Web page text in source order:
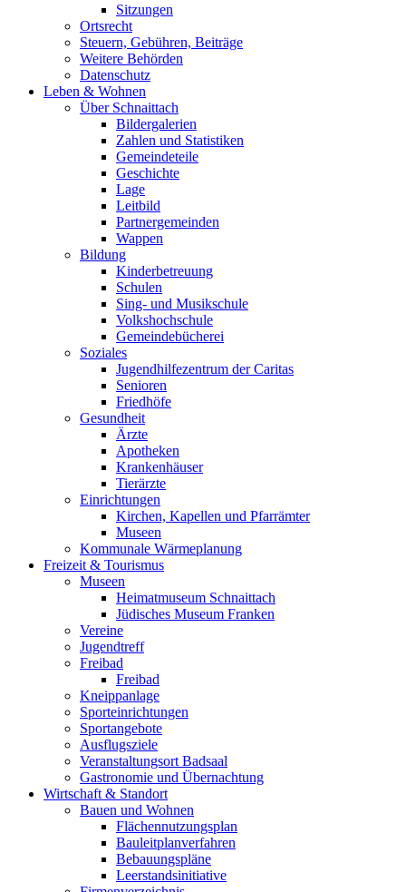
Sitzungen
Ortsrecht
Steuern, Gebühren, Beiträge
Weitere Behörden
Datenschutz
Leben & Wohnen
Über Schnaittach
Bildergalerien
Zahlen und Statistiken
Gemeindeteile
Geschichte
Lage
Leitbild
Partnergemeinden
Wappen
Bildung
Kinderbetreuung
Schulen
Sing- und Musikschule
Volkshochschule
Gemeindebücherei
Soziales
Jugendhilfezentrum der Caritas
Senioren
Friedhöfe
Gesundheit
Ärzte
Apotheken
Krankenhäuser
Tierärzte
Einrichtungen
Kirchen, Kapellen und Pfarrämter
Museen
Kommunale Wärmeplanung
Freizeit & Tourismus
Museen
Heimatmuseum Schnaittach
Jüdisches Museum Franken
Vereine
Jugendtreff
Freibad
Freibad
Kneippanlage
Sporteinrichtungen
Sportangebote
Ausflugsziele
Veranstaltungsort Badsaal
Gastronomie und Übernachtung
Wirtschaft & Standort
Bauen und Wohnen
Flächennutzungsplan
Bauleitplanverfahren
Bebauungspläne
Leerstandsinitiative